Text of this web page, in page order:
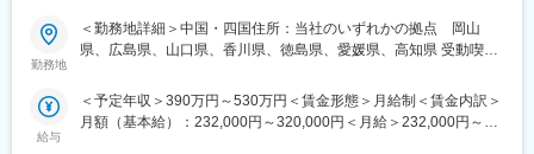
■取扱商品：
キッチン、トイレ、お風呂、エコキュート、IHクッキングヒータ
■評価制度：
■業務概要
■業務詳細
勤務地
＜勤務地詳細＞中国・四国住所：当社のいずれかの拠点 岡山
県、広島県、山口県、香川県、徳島県、愛媛県、高知県 受動喫煙
給与
＜予定年収＞390万円～530万円＜賃金形態＞月給制＜賃金内訳＞
月額（基本給）：232,000円～320,000円＜月給＞232,000円～